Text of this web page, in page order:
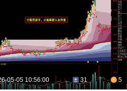
05-05 10:56:00 31 5